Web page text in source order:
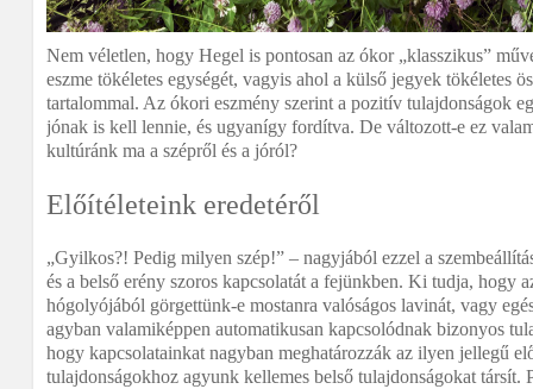
Nem véletlen, hogy Hegel is pontosan az ókor „klasszikus”
eszme tökéletes egységét, vagyis ahol a külső jegyek tökéletes
tartalommal. Az ókori eszmény szerint a pozitív tulajdonságok
jónak is kell lennie, és ugyanígy fordítva. De változott-e ez
kultúránk ma a szépről és a jóról?
Előítéleteink eredetéről
„Gyilkos?! Pedig milyen szép!” – nagyjából ezzel a
és a belső erény szoros kapcsolatát a fejünkben. Ki tudja, hogy
hógolyójából görgettünk-e mostanra valóságos lavinát, vagy
agyban valamiképpen automatikusan kapcsolódnak bizonyos
hogy kapcsolatainkat nagyban meghatározzák az ilyen jellegű
tulajdonságokhoz agyunk kellemes belső tulajdonságokat társít.